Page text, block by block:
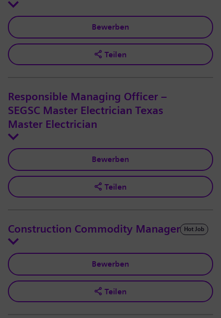
Bewerben
Teilen
Responsible Managing Officer –
SEGSC Master Electrician Texas
Master Electrician
Bewerben
Teilen
Construction Commodity Manager Hot Job
Bewerben
Teilen